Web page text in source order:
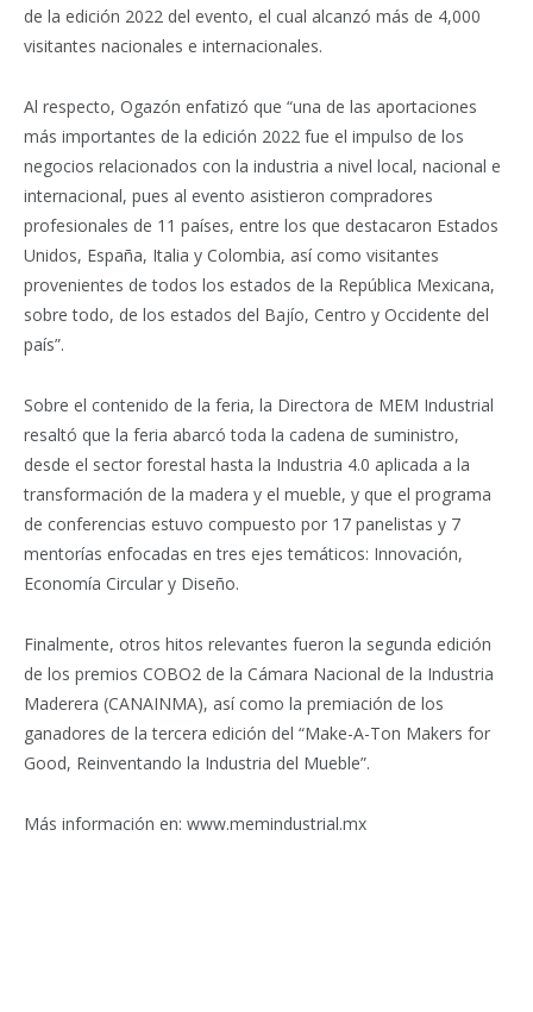
de la edición 2022 del evento, el cual alcanzó más de 4,000
visitantes nacionales e internacionales.
Al respecto, Ogazón enfatizó que “una de las aportaciones
más importantes de la edición 2022 fue el impulso de los
negocios relacionados con la industria a nivel local, nacional e
internacional, pues al evento asistieron compradores
profesionales de 11 países, entre los que destacaron Estados
Unidos, España, Italia y Colombia, así como visitantes
provenientes de todos los estados de la República Mexicana,
sobre todo, de los estados del Bajío, Centro y Occidente del
país”.
Sobre el contenido de la feria, la Directora de MEM Industrial
resaltó que la feria abarcó toda la cadena de suministro,
desde el sector forestal hasta la Industria 4.0 aplicada a la
transformación de la madera y el mueble, y que el programa
de conferencias estuvo compuesto por 17 panelistas y 7
mentorías enfocadas en tres ejes temáticos: Innovación,
Economía Circular y Diseño.
Finalmente, otros hitos relevantes fueron la segunda edición
de los premios COBO2 de la Cámara Nacional de la Industria
Maderera (CANAINMA), así como la premiación de los
ganadores de la tercera edición del “Make-A-Ton Makers for
Good, Reinventando la Industria del Mueble”.
Más información en: www.memindustrial.mx